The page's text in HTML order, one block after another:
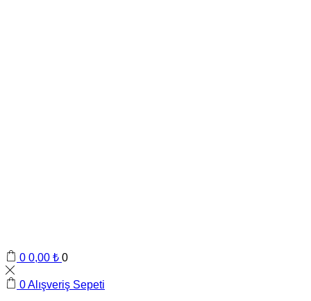
0 0,00 ₺ 0
0Alışveriş Sepeti